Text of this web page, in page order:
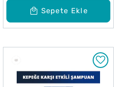
Sepete Ekle